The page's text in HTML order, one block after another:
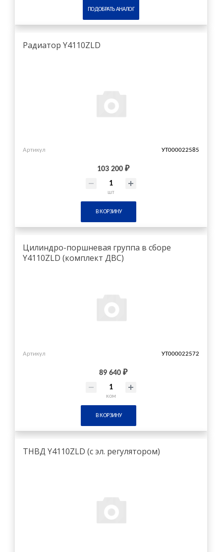
ПОДОБРАТЬ АНАЛОГ
Радиатор Y4110ZLD
Артикул УТ000022585
103 200 ₽
шт
В КОРЗИНУ
Цилиндро-поршневая группа в сборе
Y4110ZLD (комплект ДВС)
Артикул УТ000022572
89 640 ₽
ком
В КОРЗИНУ
ТНВД Y4110ZLD (с эл. регулятором)